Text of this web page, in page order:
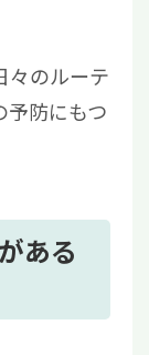
々のルーテ
予防にもつ
ある